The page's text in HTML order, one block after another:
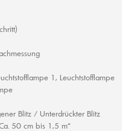
1, Leuchtstofflampe
Blitz / Unterdrückter Blitz
50 cm bis 1,5 m“